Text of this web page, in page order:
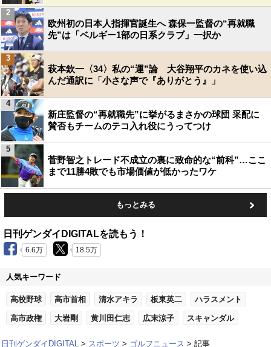
欧州初の日本人指揮官誕生へ 森保一監督の“再就職
先”は「ベルギー1部の日系クラブ」一択か
2
萩本欽一〈34〉私の“運”論 大谷翔平のカネを使い込
んだ通訳に「小さな声で『ありがとう』」
3
新庄監督の“再就職先”に挙がるまさかの球団 采配に
賛否もチームのテコ入れ役にうってつけ
4
菅野智之トレード不成立の裏に致命的な“前科”…ここ
まで11勝4敗でも市場価値が低かったワケ
5
もっとみる
日刊ゲンダイDIGITALを読もう！
6.6万 18.5万
人気キーワード
高校野球 高市首相 清水アキラ 板東英二 ハラスメント
高市政権 大岩剛 黄川田仁志 広末涼子 スキャンダル
日刊ゲンダイDIGITAL スポーツ ゴルフニュース 記事